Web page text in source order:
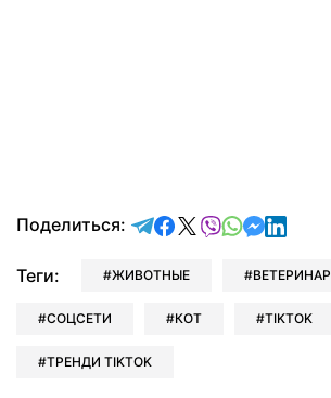
Поделиться: отправить в Telegram
поделиться в
поделиться в X
отправить в
Теги: ЖИВОТНЫЕ
СОЦСЕТИ КОТ TIKTOK
ТРЕНДИ TIKTOK